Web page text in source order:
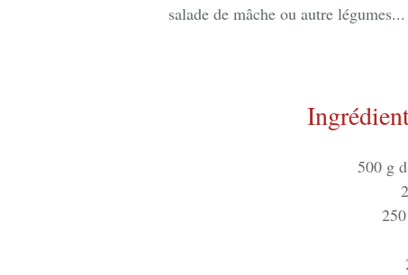
salade de mâche ou autre légumes...
500 g